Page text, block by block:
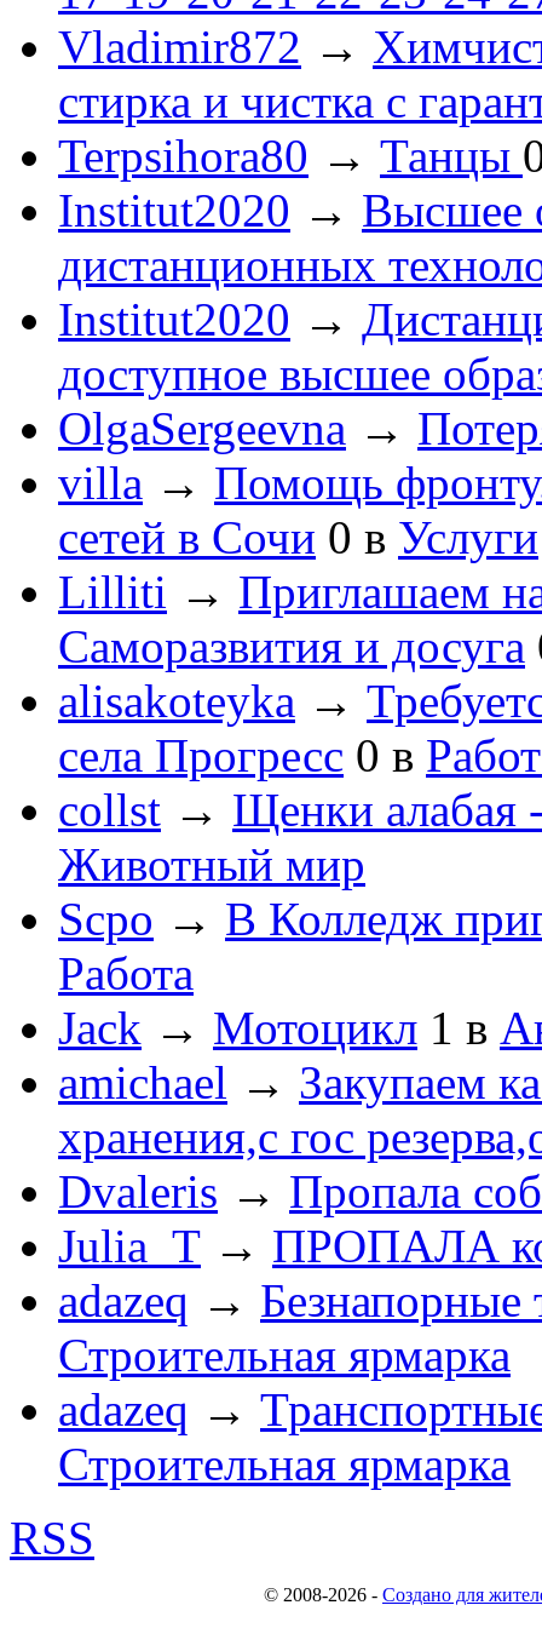
Vladimir872 →
стирка и чистка с
Terpsihora80 → Танцы
Institut2020 → Высшее
дистанционных
Institut2020 →
доступное высшее
OlgaSergeevna →
villa → Помощь
сетей в Сочи 0 в Услуги
Lilliti → Приглашаем
Саморазвития и досуга
alisakoteyka →
села Прогресс 0 в
collst → Щенки алабая
Животный мир
Scpo → В Колледж
Работа
Jack → Мотоцикл 1 в
amichael → Закупаем
хранения,с гос
Dvaleris → Пропала
Julia_T → ПРОПАЛА
adazeq → Безнапорные
Строительная ярмарка
adazeq →
Строительная ярмарка
RSS
© 2008-2026 - Создано для